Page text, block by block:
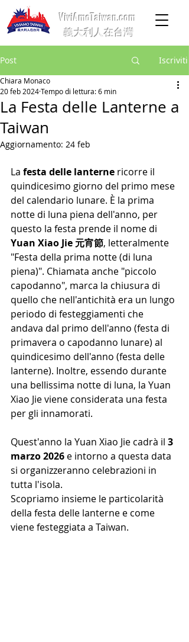
ViviAmoTaiwan.com
義大利人在台灣
Post Iscriviti
La Festa delle Lanterne a
Taiwan
Chiara Monaco
20 feb 2024Tempo di lettura: 6 min
Aggiornamento: 24 feb
La festa delle lanterne ricorre il
quindicesimo giorno del primo mese
del calendario lunare. È la prima
notte di luna piena dell'anno, per
questo la festa prende il nome di
Yuan Xiao Jie 元宵節, letteralmente
"Festa della prima notte (di luna
piena)". Chiamata anche "piccolo
capodanno", marca la chiusura di
quello che nell'antichità era un lungo
periodo di festeggiamenti che
andava dal primo dell'anno (festa di
primavera o capodanno lunare) al
quindicesimo dell'anno (festa delle
lanterne). Inoltre, essendo durante
una bellissima notte di luna, la Yuan
Xiao Jie viene considerata una festa
per gli innamorati.
Quest'anno la Yuan Xiao Jie cadrà il 3
marzo 2026 e intorno a questa data
si organizzeranno celebrazioni in
tutta l'isola.
Scopriamo insieme le particolarità
della festa delle lanterne e come
viene festeggiata a Taiwan.